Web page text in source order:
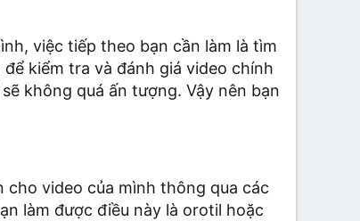
việc tiếp theo bạn cần làm là tìm
kiểm tra và đánh giá video chính
không quá ấn tượng. Vậy nên bạn
cho video của mình thông qua các
làm được điều này là orotil hoặc